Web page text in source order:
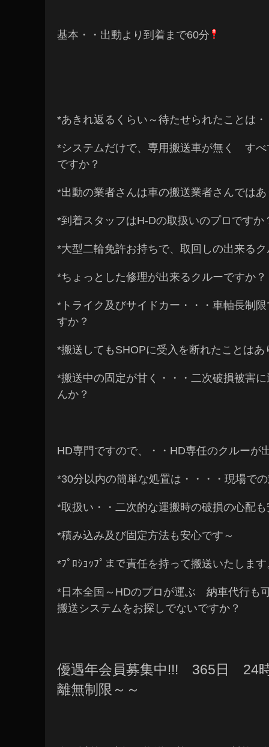
基本・・出動より到着まで60分
*あきれ返るくらい～待たせられたことは
*システムだけで、専用搬送車が無く すべ
ですか？
*出動の業者さんは車の搬送業者さんでは
*到着スタッフはH-Dの取扱いのプロですか
*大型二輪免許お持ちで、取回しの出来る
*ちょっとした修理が出来るクルーですか？
*トライク及びサイドカー・・・車軸長制
すか？
*搬送してもSHOPに受入を断れたことはあ
*搬送中の固定が甘く・・・二次破損被害
んか？
HD専門ですので、・・HD専任のクルーが
*30分以内の簡単な処置は・・・・ 現場で
*取扱い・・二次的な運搬時の破損の心配
*積み込み及び固定方法も安心です～
*ﾌﾟﾛｼｮｯﾌﾟまで責任を持って搬送いたしま
*日本全国～HDのプロが運ぶ 納車代行も
搬送システムをお探しでないですか？
優遇年会員募集中!!! 365日
離無制限～～